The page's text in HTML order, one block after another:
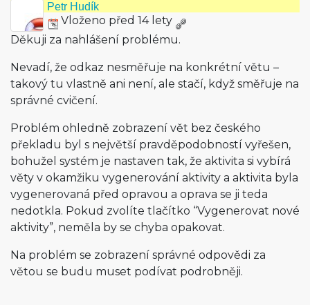
Petr Hudík
Vloženo před 14 lety
Děkuji za nahlášení problému.
Nevadí, že odkaz nesměřuje na konkrétní větu –
takový tu vlastně ani není, ale stačí, když směřuje na
správné cvičení.
Problém ohledně zobrazení vět bez českého
překladu byl s největší pravděpodobností vyřešen,
bohužel systém je nastaven tak, že aktivita si vybírá
věty v okamžiku vygenerování aktivity a aktivita byla
vygenerovaná před opravou a oprava se ji teda
nedotkla. Pokud zvolíte tlačítko “Vygenerovat nové
aktivity”, neměla by se chyba opakovat.
Na problém se zobrazení správné odpovědi za
větou se budu muset podívat podrobněji.